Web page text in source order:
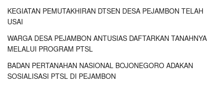
KEGIATAN PEMUTAKHIRAN DTSEN DESA PEJAMBON TELAH
USAI
WARGA DESA PEJAMBON ANTUSIAS DAFTARKAN TANAHNYA
MELALUI PROGRAM PTSL
BADAN PERTANAHAN NASIONAL BOJONEGORO ADAKAN
SOSIALISASI PTSL DI PEJAMBON